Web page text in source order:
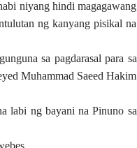
niyang hindi magagawang
ng kanyang pisikal na
sa pagdarasal para sa
Muhammad Saeed Hakim
labi ng bayani na Pinuno sa